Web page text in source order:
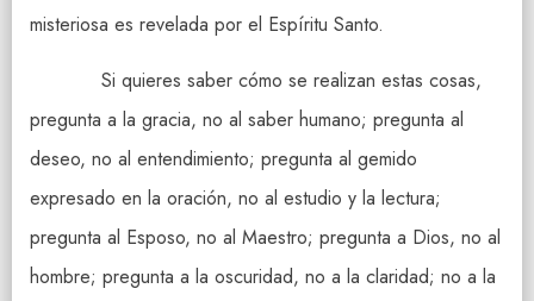
misteriosa es revelada por el Espíritu Santo.
Si quieres saber cómo se realizan estas cosas,
pregunta a la gracia, no al saber humano; pregunta al
deseo, no al entendimiento; pregunta al gemido
expresado en la oración, no al estudio y la lectura;
pregunta al Esposo, no al Maestro; pregunta a Dios, no al
hombre; pregunta a la oscuridad, no a la claridad; no a la